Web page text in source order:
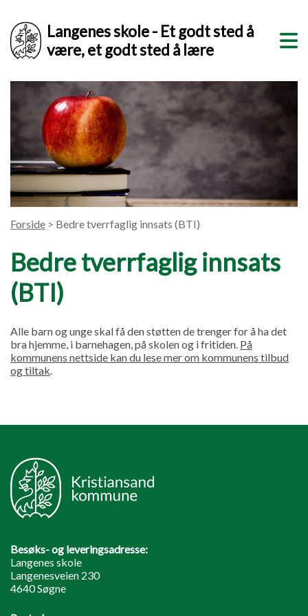
Langenes skole - Et godt sted å
være, et godt sted å lære
Forside > Bedre tverrfaglig innsats (BTI)
Bedre tverrfaglig innsats
(BTI)
Alle barn og unge skal få den støtten de trenger for å ha det
bra hjemme, i barnehagen, på skolen og i fritiden. På
kommunens nettside kan du lese mer om kommunens tilbud
og tiltak
Besøks- og leveringsadresse:
Langenes skole
Langenesveien 230
4640 Søgne